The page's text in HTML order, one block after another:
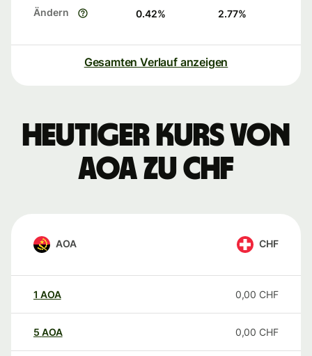
Ändern 0.42% 2.77%
Gesamten Verlauf anzeigen
Heutiger Kurs von
AOA zu CHF
AOA CHF
1 AOA 0,00 CHF
5 AOA 0,00 CHF